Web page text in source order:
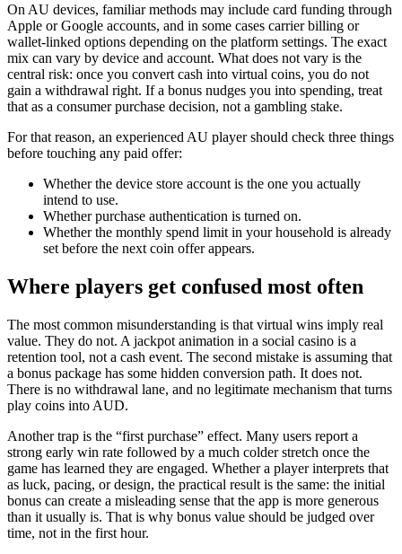
On AU devices, familiar methods may include card funding through
Apple or Google accounts, and in some cases carrier billing or
wallet-linked options depending on the platform settings. The exact
mix can vary by device and account. What does not vary is the
central risk: once you convert cash into virtual coins, you do not
gain a withdrawal right. If a bonus nudges you into spending, treat
that as a consumer purchase decision, not a gambling stake.
For that reason, an experienced AU player should check three things
before touching any paid offer:
Whether the device store account is the one you actually
intend to use.
Whether purchase authentication is turned on.
Whether the monthly spend limit in your household is already
set before the next coin offer appears.
Where players get confused most often
The most common misunderstanding is that virtual wins imply real
value. They do not. A jackpot animation in a social casino is a
retention tool, not a cash event. The second mistake is assuming that
a bonus package has some hidden conversion path. It does not.
There is no withdrawal lane, and no legitimate mechanism that turns
play coins into AUD.
Another trap is the “first purchase” effect. Many users report a
strong early win rate followed by a much colder stretch once the
game has learned they are engaged. Whether a player interprets that
as luck, pacing, or design, the practical result is the same: the initial
bonus can create a misleading sense that the app is more generous
than it usually is. That is why bonus value should be judged over
time, not in the first hour.